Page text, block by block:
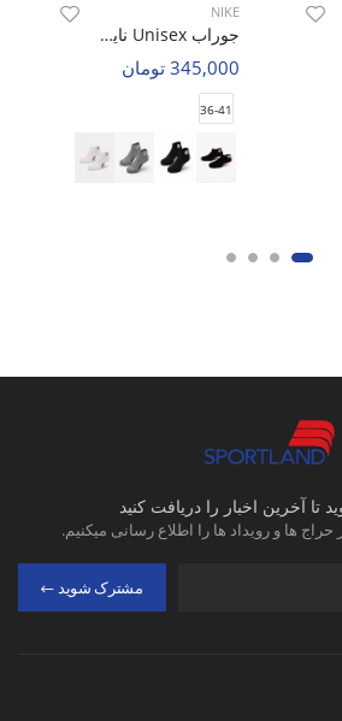
NIKE
جوراب Unisex نایک Nike Roam U
345,000 تومان
36-41
آخرین اخبار را دریافت کنید
حراج ها و رویداد ها را اطلاع رسانی میکنیم.
مشترک شوید